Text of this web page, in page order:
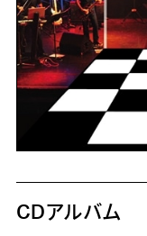
CDアルバム